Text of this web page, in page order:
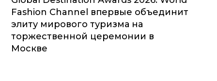
Fashion Channel впервые объединит
элиту мирового туризма на
торжественной церемонии в
Москве